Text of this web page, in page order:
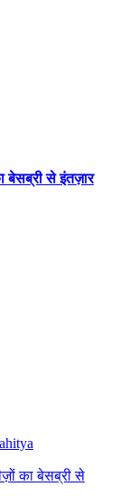
बेसब्री से इंतज़ार
का बेसब्री से